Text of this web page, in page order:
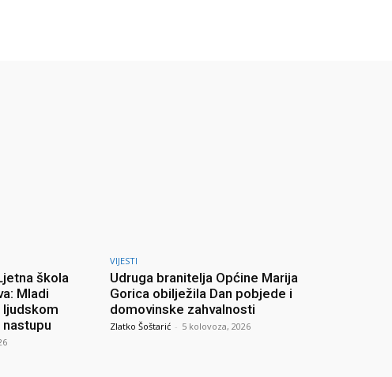
škola
Mladi
ljudskom
VIJESTI
Udruga branitelja Općine Marija
Gorica obilježila Dan pobjede i
domovinske zahvalnosti
Zlatko Šoštarić - 5 kolovoza, 2026